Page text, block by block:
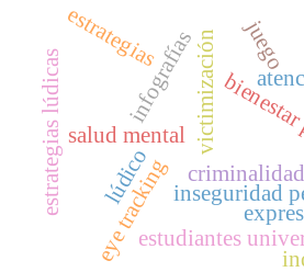
criminalidad
salud mental victimización
inseguridad
estrategias lúdicas eye tracking
infografías
estudiantes
juego
estrategias
lúdico